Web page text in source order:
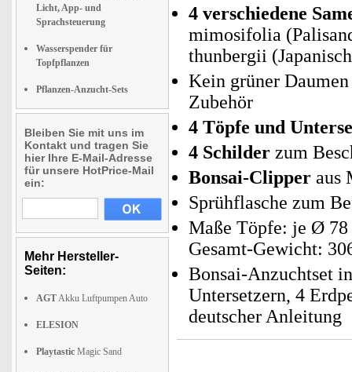
Licht, App- und
Sprachsteuerung
Wasserspender für
Topfpflanzen
Pflanzen-Anzucht-Sets
Bleiben Sie mit uns im
Kontakt und tragen Sie
hier Ihre E-Mail-Adresse
für unsere HotPrice-Mail
ein:
Mehr Hersteller-
Seiten:
AGTAkku Luftpumpen Auto
ELESION
Playtastic Magic Sand
4 verschiedene
mimosifolia
thunbergii
Kein grüner
Zubehör
4 Töpfe und
4 Schilder zum
Bonsai-Clipper aus
Sprühflasche zum
Maße Töpfe: je Ø
Gesamt-Gewicht:
Bonsai-Anzuchtset
Untersetzern, 4
deutscher Anleitung